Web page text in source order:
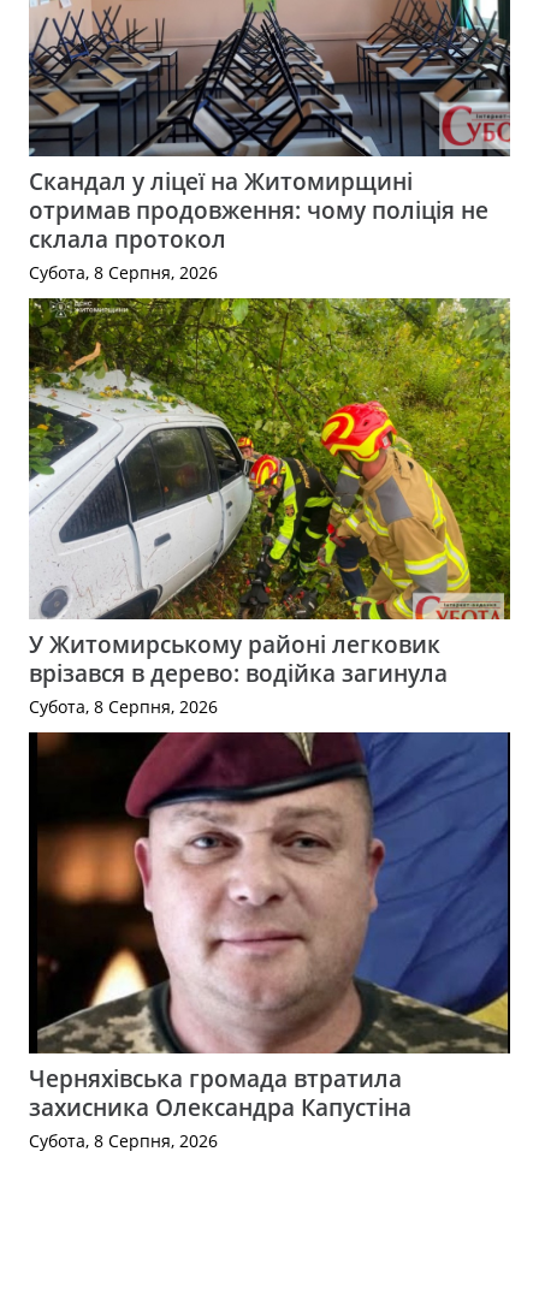
Скандал у ліцеї на Житомирщині
отримав продовження: чому поліція не
склала протокол
Субота, 8 Серпня, 2026
У Житомирському районі легковик
врізався в дерево: водійка загинула
Субота, 8 Серпня, 2026
Черняхівська громада втратила
захисника Олександра Капустіна
Субота, 8 Серпня, 2026